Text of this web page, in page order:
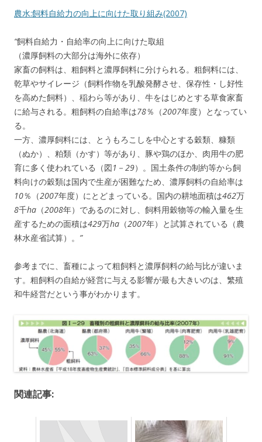
農水:飼料自給力の向上に向けた取り組み(2007)
“飼料自給力・自給率の向上に向けた取組
（濃厚飼料の大部分は海外に依存）
家畜の飼料は、粗飼料と濃厚飼料に分けられる。粗飼料には、
乾草やサイレージ（飼料作物を乳酸発酵させ、保存性・し好性
を高めた飼料）、稲わら等があり、牛をはじめとする草食家畜
に給与される。粗飼料の自給率は78％（2007年度）となってい
る。
一方、濃厚飼料には、とうもろこしを中心とする穀類、糠類
（ぬか）、粕類（かす）等があり、豚や鶏のほか、肉用牛の肥
育に多く使われている（図1 － 29）。国土条件の制約等から飼
料向けの穀類は国内で生産が困難なため、濃厚飼料の自給率は
10％（2007年度）にとどまっている。国内の耕地面積は462万
8千ha （2008年）であるのに対し、飼料用穀物等の輸入量を生
産するための面積は429万ha （2007年）と試算されている（農
林水産省試算）。 ”
参考までに、畜種によって粗飼料と濃厚飼料の給与比が違いま
す。粗飼料の自給が経営に与える影響が最も大きいのは、繁殖
和牛経営だという事がわかります。
関連記事: